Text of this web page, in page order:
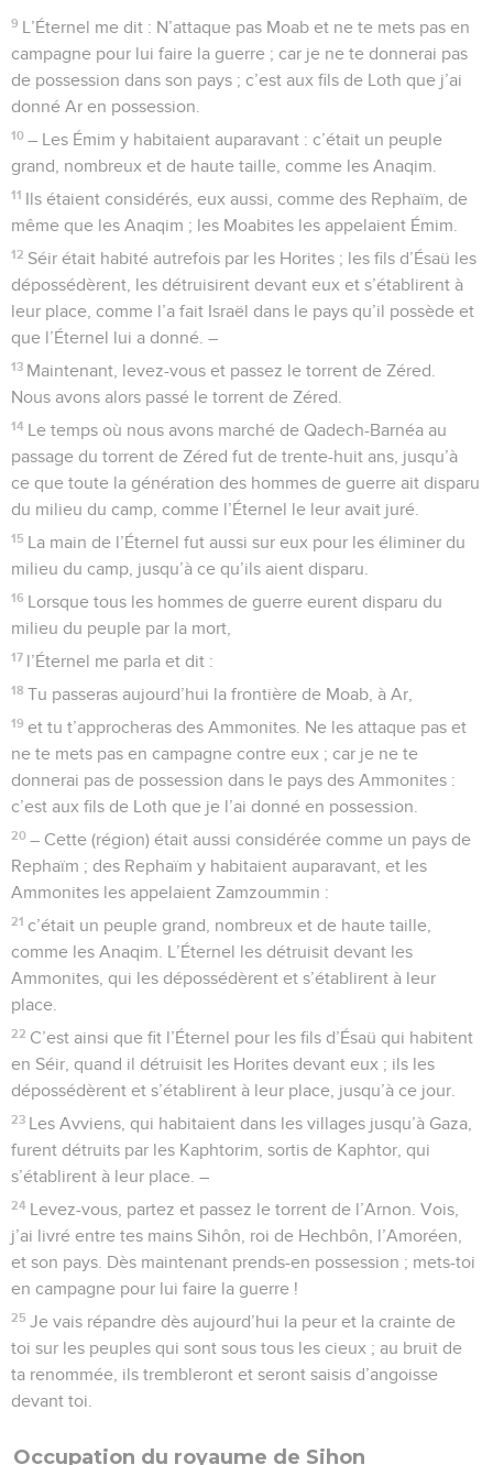
9 L’Éternel me dit : N’attaque pas Moab et ne te mets pas en
campagne pour lui faire la guerre ; car je ne te donnerai pas
de possession dans son pays ; c’est aux fils de Loth que j’ai
donné Ar en possession.
10 – Les Émim y habitaient auparavant : c’était un peuple
grand, nombreux et de haute taille, comme les Anaqim.
11 Ils étaient considérés, eux aussi, comme des Rephaïm, de
même que les Anaqim ; les Moabites les appelaient Émim.
12 Séir était habité autrefois par les Horites ; les fils d’Ésaü les
dépossédèrent, les détruisirent devant eux et s’établirent à
leur place, comme l’a fait Israël dans le pays qu’il possède et
que l’Éternel lui a donné. –
13 Maintenant, levez-vous et passez le torrent de Zéred.
Nous avons alors passé le torrent de Zéred.
14 Le temps où nous avons marché de Qadech-Barnéa au
passage du torrent de Zéred fut de trente-huit ans, jusqu’à
ce que toute la génération des hommes de guerre ait disparu
du milieu du camp, comme l’Éternel le leur avait juré.
15 La main de l’Éternel fut aussi sur eux pour les éliminer du
milieu du camp, jusqu’à ce qu’ils aient disparu.
16 Lorsque tous les hommes de guerre eurent disparu du
milieu du peuple par la mort,
17 l’Éternel me parla et dit :
18 Tu passeras aujourd’hui la frontière de Moab, à Ar,
19 et tu t’approcheras des Ammonites. Ne les attaque pas et
ne te mets pas en campagne contre eux ; car je ne te
donnerai pas de possession dans le pays des Ammonites :
c’est aux fils de Loth que je l’ai donné en possession.
20 – Cette (région) était aussi considérée comme un pays de
Rephaïm ; des Rephaïm y habitaient auparavant, et les
Ammonites les appelaient Zamzoummin :
21 c’était un peuple grand, nombreux et de haute taille,
comme les Anaqim. L’Éternel les détruisit devant les
Ammonites, qui les dépossédèrent et s’établirent à leur
place.
22 C’est ainsi que fit l’Éternel pour les fils d’Ésaü qui habitent
en Séir, quand il détruisit les Horites devant eux ; ils les
dépossédèrent et s’établirent à leur place, jusqu’à ce jour.
23 Les Avviens, qui habitaient dans les villages jusqu’à Gaza,
furent détruits par les Kaphtorim, sortis de Kaphtor, qui
s’établirent à leur place. –
24 Levez-vous, partez et passez le torrent de l’Arnon. Vois,
j’ai livré entre tes mains Sihôn, roi de Hechbôn, l’Amoréen,
et son pays. Dès maintenant prends-en possession ; mets-toi
en campagne pour lui faire la guerre !
25 Je vais répandre dès aujourd’hui la peur et la crainte de
toi sur les peuples qui sont sous tous les cieux ; au bruit de
ta renommée, ils trembleront et seront saisis d’angoisse
devant toi.
Occupation du royaume de Sihon